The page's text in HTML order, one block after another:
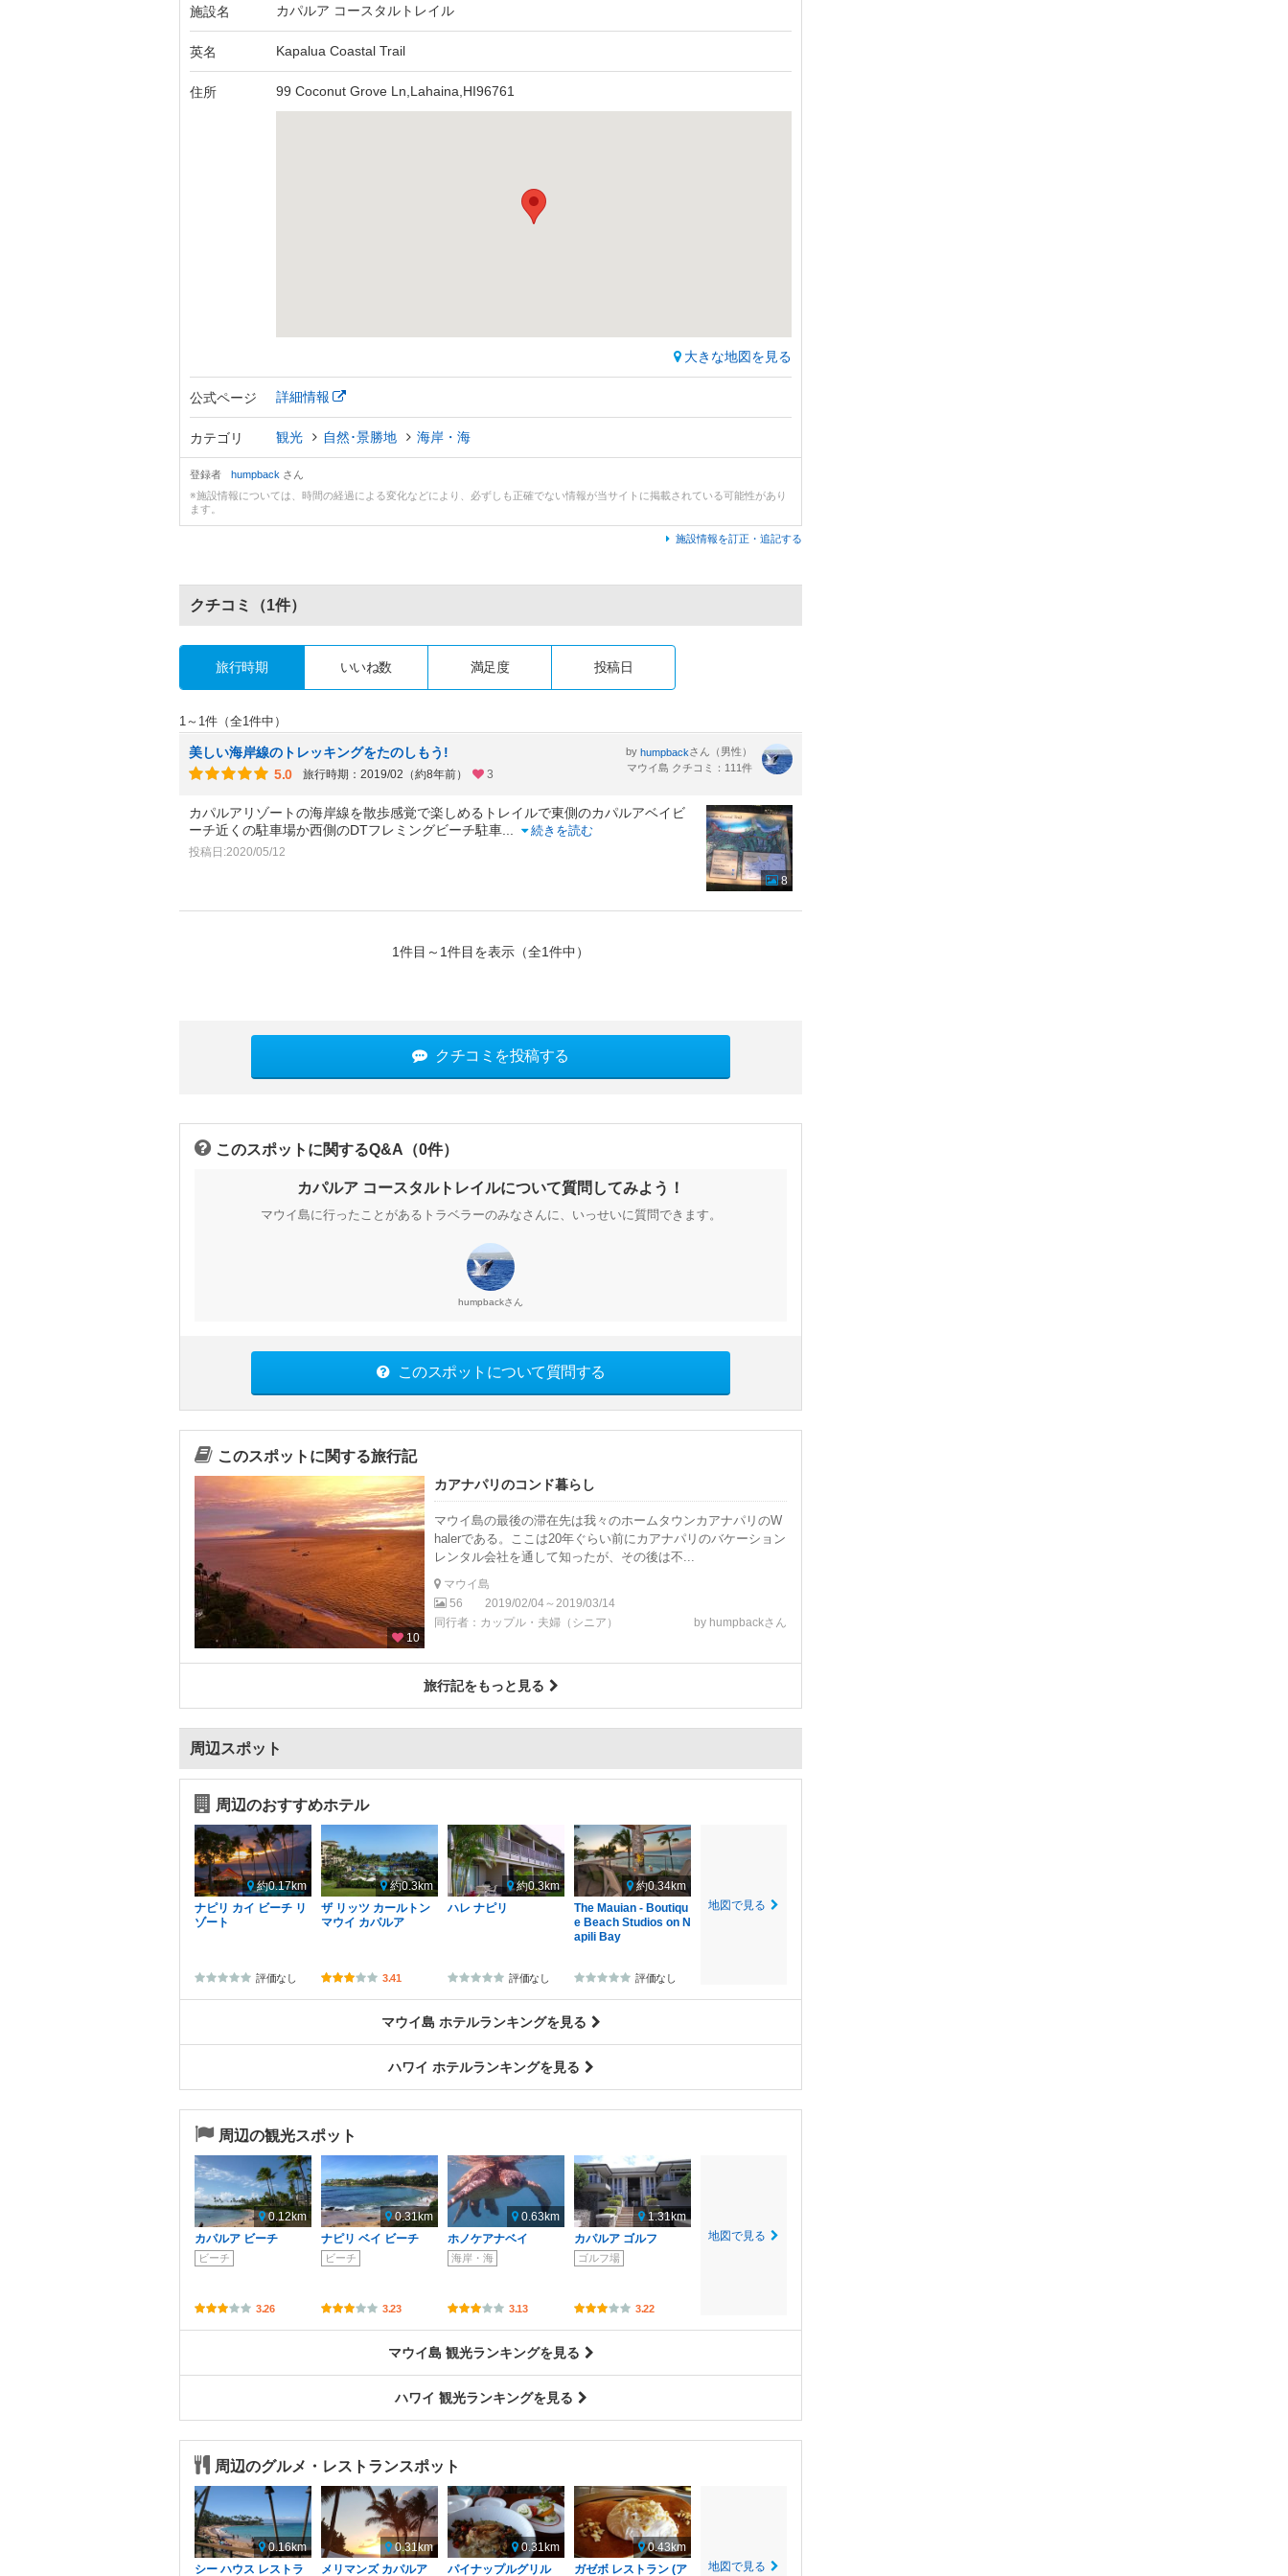
施設名 カパルア コースタルトレイル
英名 Kapalua Coastal Trail
住所 99 Coconut Grove Ln,Lahaina,HI96761
大きな地図を見る
公式ページ 詳細情報
カテゴリ 観光 自然･景勝地 海岸・海
登録者 humpback さん
※施設情報については、時間の経過による変化などにより、必ずしも正確でない情報が当サイトに掲載されている可能性があり
ます。
施設情報を訂正・追記する
クチコミ （1件）
旅行時期 いいね数 満足度 投稿日
1～1件（全1件中）
美しい海岸線のトレッキングをたのしもう!
5.0
旅行時期：2019/02（約8年前） 3
by humpbackさん（男性）
マウイ島 クチコミ：111件
カパルアリゾートの海岸線を散歩感覚で楽しめるトレイルで東側のカパルアベイビ
ーチ近くの駐車場か西側のDTフレミングビーチ駐車
続きを読む
投稿日:2020/05/12
8
1件目～1件目を表示（全1件中）
クチコミを投稿する
このスポットに関するQ&A（0件）
カパルア コースタルトレイルについて質問してみよう！
マウイ島に行ったことがあるトラベラーのみなさんに、いっせいに質問できます。
humpbackさん
このスポットについて質問する
このスポットに関する旅行記
10
カアナパリのコンド暮らし
マウイ島の最後の滞在先は我々のホームタウンカアナパリのW
halerである。ここは20年ぐらい前にカアナパリのバケーション
レンタル会社を通して知ったが、その後は不...
マウイ島
56
2019/02/04～2019/03/14
同行者：カップル・夫婦（シニア）
by humpbackさん
旅行記をもっと見る
周辺スポット
周辺のおすすめホテル
約0.17km
ナピリ カイ ビーチ リ
ゾート
評価なし
約0.3km
ザ リッツ カールトン
マウイ カパルア
3.41
約0.3km
ハレ ナピリ
評価なし
約0.34km
The Mauian - Boutiqu
e Beach Studios on N
apili Bay
評価なし
地図で見る
マウイ島 ホテルランキングを見る
ハワイ ホテルランキングを見る
周辺の観光スポット
0.12km
カパルア ビーチ
ビーチ
3.26
0.31km
ナピリ ベイ ビーチ
ビーチ
3.23
0.63km
ホノケアナベイ
海岸・海
3.13
1.31km
カパルア ゴルフ
ゴルフ場
3.22
地図で見る
マウイ島 観光ランキングを見る
ハワイ 観光ランキングを見る
周辺のグルメ・レストランスポット
0.16km
シー ハウス レストラ
0.31km
メリマンズ カパルア
0.31km
パイナップルグリル
0.43km
ガゼボ レストラン (ア
地図で見る